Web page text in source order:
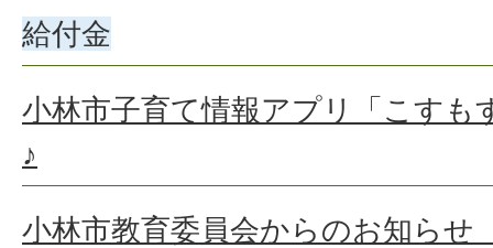
給付金
小林市子育て情報アプリ「こすも
♪
小林市教育委員会からのお知らせ